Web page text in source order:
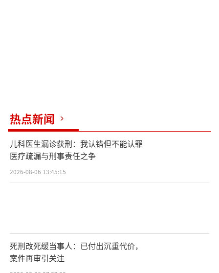
热点新闻
儿科医生漏诊获刑：我认错但不能认罪
医疗疏漏与刑事责任之争
2026-08-06 13:45:15
死刑改死缓当事人：已付出沉重代价，
案件再审引关注